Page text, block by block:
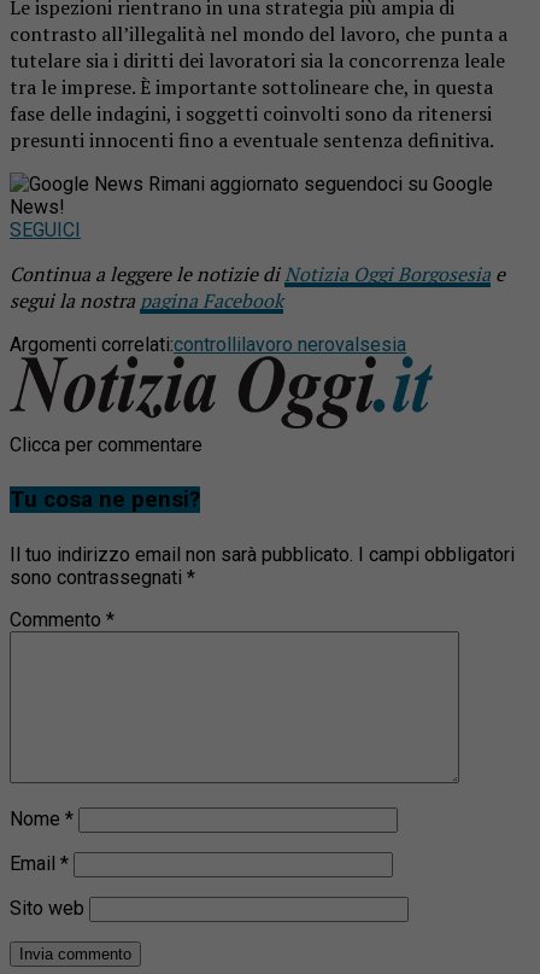
Le ispezioni rientrano in una strategia più ampia di
contrasto all’illegalità nel mondo del lavoro, che punta a
tutelare sia i diritti dei lavoratori sia la concorrenza leale
tra le imprese. È importante sottolineare che, in questa
fase delle indagini, i soggetti coinvolti sono da ritenersi
presunti innocenti fino a eventuale sentenza definitiva.
Rimani aggiornato seguendoci su Google
News!
SEGUICI
Continua a leggere le notizie diNotizia Oggi Borgosesia e
segui la nostra pagina Facebook
Argomenti correlati:controlli lavoro nerovalsesia
Clicca per commentare
Tu cosa ne pensi?
Il tuo indirizzo email non sarà pubblicato.
I campi obbligatori
sono contrassegnati *
Commento *
Nome *
Email *
Sito web